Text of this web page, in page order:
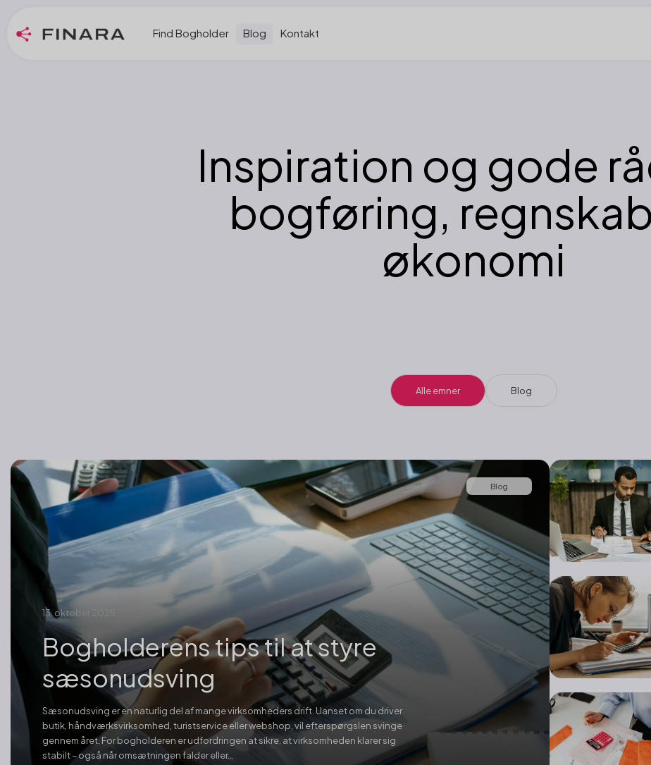
Find Bogholder Blog Kontakt
Inspiration og gode
bogføring,
økonomi
Alle emner Blog
Blog
13. oktober 2025
Bogholderens tips til at styre
sæsonudsving
Sæsonudsving er en naturlig del af mange virksomheders drift. Uanset om du driver
butik, håndværksvirksomhed, turistservice eller webshop, vil efterspørgslen svinge
gennem året. For bogholderen er udfordringen at sikre, at virksomheden klarer sig
stabilt – også når omsætningen falder eller...